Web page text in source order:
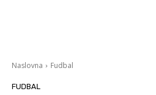
Naslovna Fudbal
FUDBAL